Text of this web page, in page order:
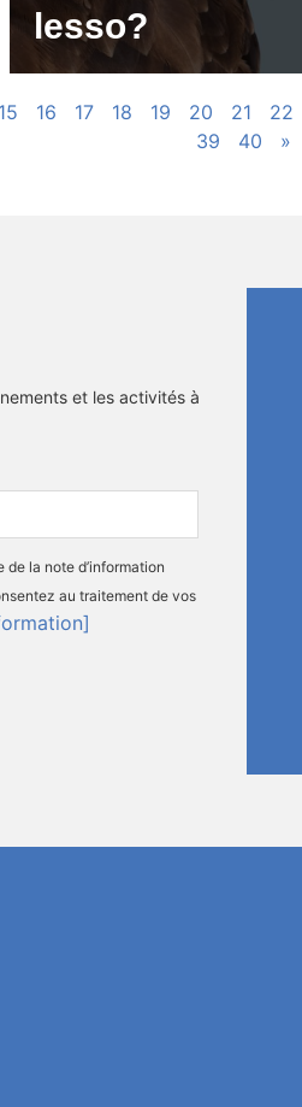
lesso?
15 16 17 18 19 20 21 22
39
40 »
et les activités à
de la note d’information
au traitement de vos